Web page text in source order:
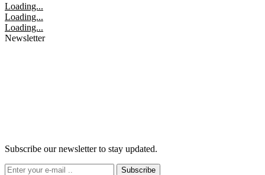
Loading...
Loading...
Loading...
Newsletter
Subscribe our newsletter to stay updated.
Subscribe